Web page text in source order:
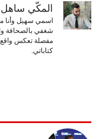
المكّي ساهل
اسمي سهيل وأنا
شغفي بالصحافة
مفصلة تعكس واقع
كتاباتي.